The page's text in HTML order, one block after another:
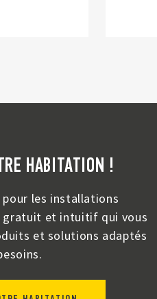
HABITATION !
les installations
gratuit et intuitif qui vous
et solutions adaptés